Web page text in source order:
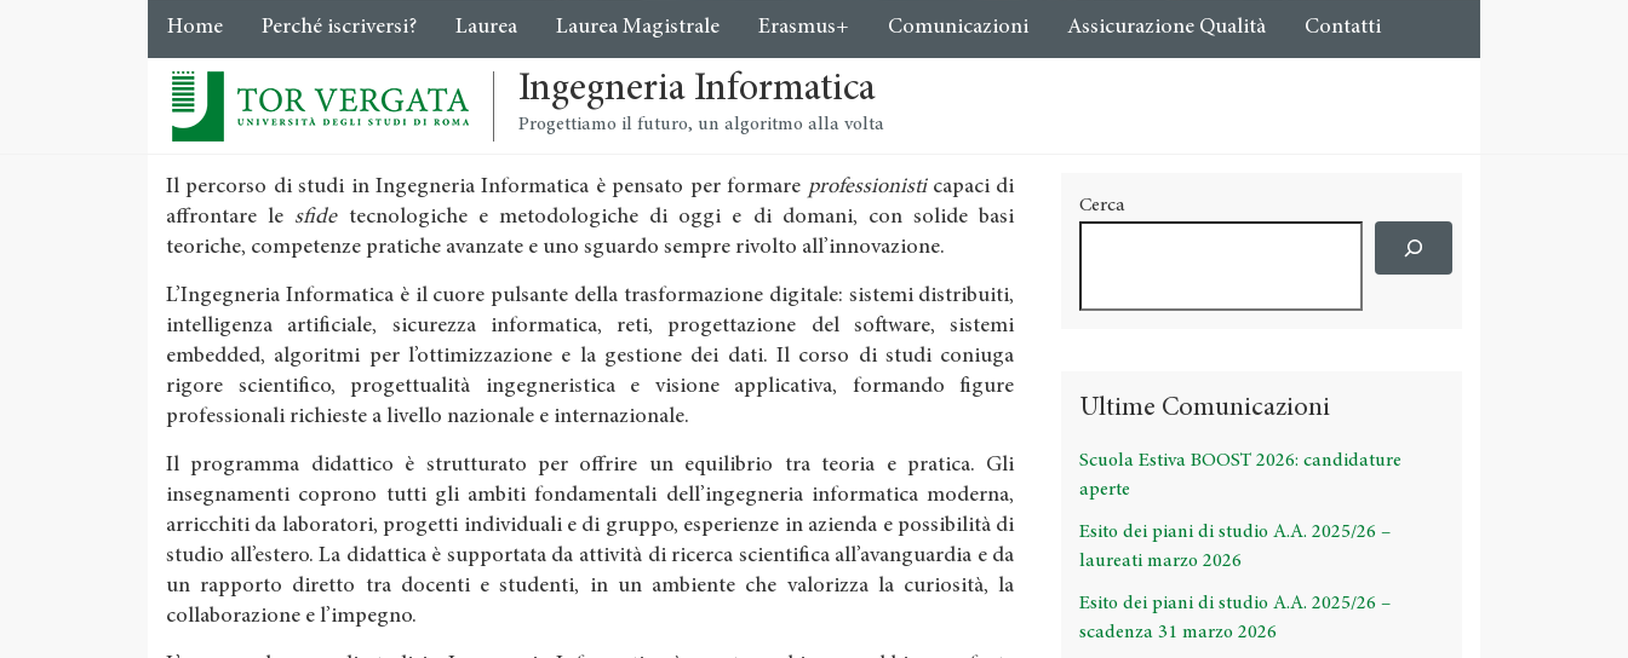
Home Perché iscriversi? Laurea Laurea Magistrale Erasmus+ Comunicazioni Assicurazione Qualità Contatti
Ingegneria Informatica
Progettiamo il futuro, un algoritmo alla volta
Il percorso di studi in Ingegneria Informatica è pensato per formare professionisticapaci di
affrontare le sfidetecnologiche e metodologiche di oggi e di domani, con solide basi
teoriche, competenze pratiche avanzate e uno sguardo sempre rivolto all’innovazione.
L’Ingegneria Informatica è il cuore pulsante della trasformazione digitale: sistemi distribuiti,
intelligenza artificiale, sicurezza informatica, reti, progettazione del software, sistemi
embedded, algoritmi per l’ottimizzazione e la gestione dei dati. Il corso di studi coniuga
rigore scientifico, progettualità ingegneristica e visione applicativa, formando figure
professionali richieste a livello nazionale e internazionale.
Il programma didattico è strutturato per offrire un equilibrio tra teoria e pratica. Gli
insegnamenti coprono tutti gli ambiti fondamentali dell’ingegneria informatica moderna,
arricchiti da laboratori, progetti individuali e di gruppo, esperienze in azienda e possibilità di
studio all’estero. La didattica è supportata da attività di ricerca scientifica all’avanguardia e da
un rapporto diretto tra docenti e studenti, in un ambiente che valorizza la curiosità, la
collaborazione e l’impegno.
Cerca
Ultime Comunicazioni
Scuola Estiva BOOST 2026: candidature
aperte
Esito dei piani di studio A.A. 2025/26 –
laureati marzo 2026
Esito dei piani di studio A.A. 2025/26 –
scadenza 31 marzo 2026